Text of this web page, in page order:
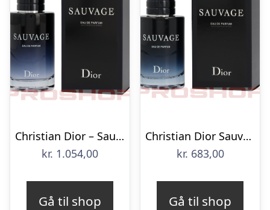
Christian Dior – Sauvage – 100 ml
kr. 1.054,00
Gå til shop
Christian Dior Sauvage – 60ml
kr. 683,00
Gå til shop